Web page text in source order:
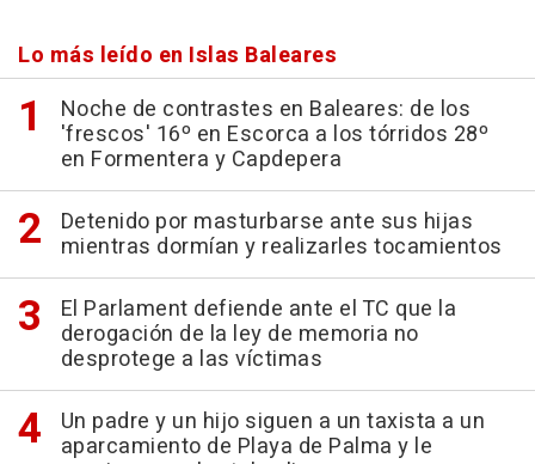
Lo más leído en Islas Baleares
Noche de contrastes en Baleares: de los
'frescos' 16º en Escorca a los tórridos 28º
en Formentera y Capdepera
Detenido por masturbarse ante sus hijas
mientras dormían y realizarles tocamientos
El Parlament defiende ante el TC que la
derogación de la ley de memoria no
desprotege a las víctimas
Un padre y un hijo siguen a un taxista a un
aparcamiento de Playa de Palma y le